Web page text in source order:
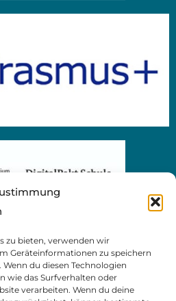
zu bieten, verwenden wir
Geräteinformationen zu speichern
du diesen Technologien
wie das Surfverhalten oder
verarbeiten. Wenn du deine